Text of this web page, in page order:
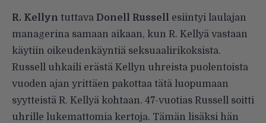
R. Kellyn tuttava Donell Russell esiintyi laulajan
managerina samaan aikaan, kun R. Kellyä vastaan
käytiin oikeudenkäyntiä seksuaalirikoksista.
Russell uhkaili erästä Kellyn uhreista puolentoista
vuoden ajan yrittäen pakottaa tätä luopumaan
syytteistä R. Kellyä kohtaan. 47-vuotias Russell soitti
uhrille lukemattomia kertoja. Tämän lisäksi hän